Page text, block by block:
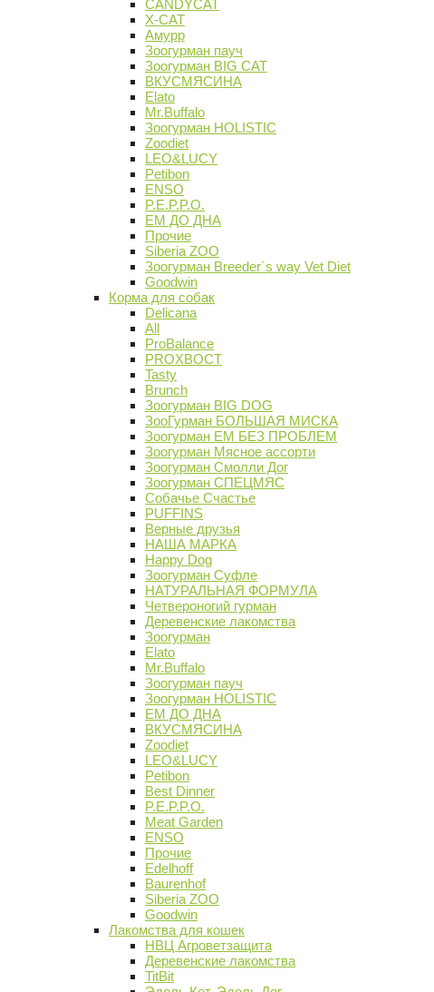
CANDYCAT
X-CAT
Амурр
Зоогурман пауч
Зоогурман BIG CAT
ВКУСМЯСИНА
Elato
Mr.Buffalo
Зоогурман HOLISTIC
Zoodiet
LEO&LUCY
Petibon
ENSO
P.E.P.P.O.
ЕМ ДО ДНА
Прочие
Siberia ZOO
Зоогурман Breeder`s way Vet Diet
Goodwin
Корма для собак
Delicana
All
ProBalance
PROХВОСТ
Tasty
Brunch
Зоогурман BIG DOG
ЗооГурман БОЛЬШАЯ МИСКА
Зоогурман ЕМ БЕЗ ПРОБЛЕМ
Зоогурман Мясное ассорти
Зоогурман Смолли Дог
Зоогурман СПЕЦМЯС
Собачье Счастье
PUFFINS
Верные друзья
НАША МАРКА
Happy Dog
Зоогурман Суфле
НАТУРАЛЬНАЯ ФОРМУЛА
Четвероногий гурман
Деревенские лакомства
Зоогурман
Elato
Mr.Buffalo
Зоогурман пауч
Зоогурман HOLISTIC
ЕМ ДО ДНА
ВКУСМЯСИНА
Zoodiet
LEO&LUCY
Petibon
Best Dinner
P.E.P.P.O.
Meat Garden
ENSO
Прочие
Edelhoff
Baurenhof
Siberia ZOO
Goodwin
Лакомства для кошек
НВЦ Агроветзащита
Деревенские лакомства
TitBit